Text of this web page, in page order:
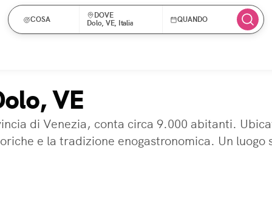
COSA
DOVE
Dolo, VE, Italia
QUANDO
VE
di Venezia, conta circa 9.000 abitanti.
e la tradizione enogastronomica. Un